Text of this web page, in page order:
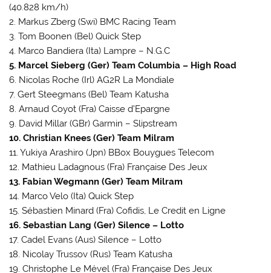
(40.828 km/h)
2. Markus Zberg (Swi) BMC Racing Team
3. Tom Boonen (Bel) Quick Step
4. Marco Bandiera (Ita) Lampre – N.G.C
5. Marcel Sieberg (Ger) Team Columbia – High Road
6. Nicolas Roche (Irl) AG2R La Mondiale
7. Gert Steegmans (Bel) Team Katusha
8. Arnaud Coyot (Fra) Caisse d’Epargne
9. David Millar (GBr) Garmin – Slipstream
10. Christian Knees (Ger) Team Milram
11. Yukiya Arashiro (Jpn) BBox Bouygues Telecom
12. Mathieu Ladagnous (Fra) Française Des Jeux
13. Fabian Wegmann (Ger) Team Milram
14. Marco Velo (Ita) Quick Step
15. Sébastien Minard (Fra) Cofidis, Le Credit en Ligne
16. Sebastian Lang (Ger) Silence – Lotto
17. Cadel Evans (Aus) Silence – Lotto
18. Nicolay Trussov (Rus) Team Katusha
19. Christophe Le Mével (Fra) Française Des Jeux